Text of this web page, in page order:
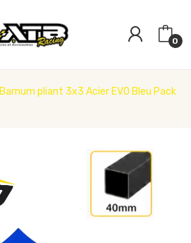
0
Barnum pliant 3x3 Acier EVO Bleu Pack